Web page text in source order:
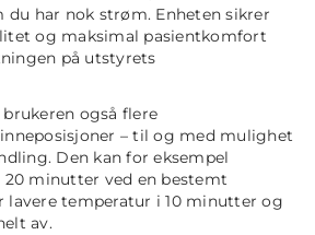
du har nok strøm. Enheten sikrer
og maksimal pasientkomfort
på utstyrets
også flere
– til og med mulighet
Den kan for eksempel
minutter ved en bestemt
lavere temperatur i 10 minutter og
av.